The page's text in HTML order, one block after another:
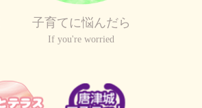
子育てに悩んだら
If you're worried